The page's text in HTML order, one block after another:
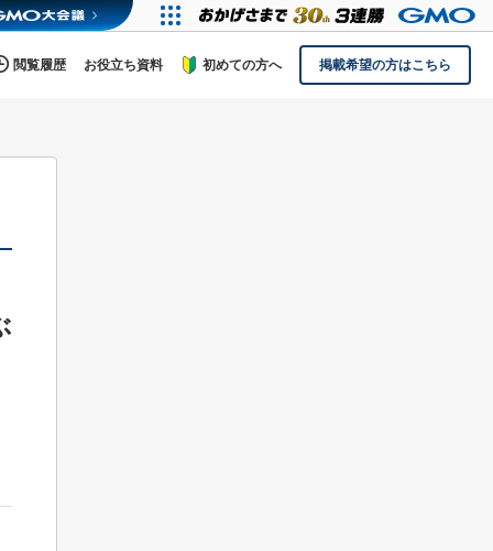
閲覧履歴 お役立ち資料 初めての方へ 掲載希望の方はこちら